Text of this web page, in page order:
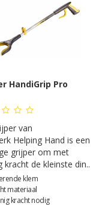
HandiGrip Pro
van
Helping Hand is een
grijper om met
kracht de kleinste din..
klem
materiaal
kracht nodig